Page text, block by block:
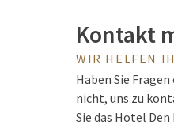
Kontakt
WIR HELFEN
Haben Sie
nicht, uns zu
Sie das Hotel